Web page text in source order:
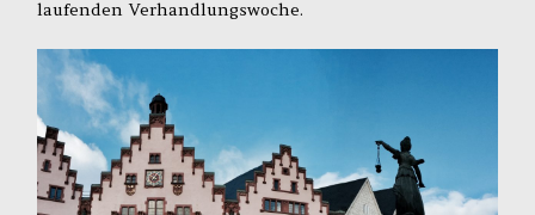
laufenden Verhandlungswoche.